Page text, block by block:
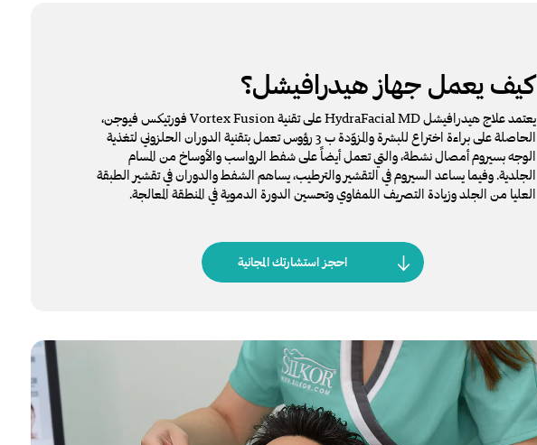
كيف يعمل جهاز هيدرافيشل؟
يعتمد علاج هيدرافيشل HydraFacial MD على تقنية Vortex Fusion فورتيكس فيوجن،
الحاصلة على براءة اختراع للبشرة والمزوّدة ب 3 رؤوس تعمل بتقنية الدوران الحلزوني لتغذية
الوجه بسيرومأمصال نشطة، والتي تعمل أيضاً على شفط الرواسب والأوساخ من المسام
الجلدية. وفيما يساعد السيروم في التقشير والترطيب، يساهم الشفط والدوران في تقشير الطبقة
العليا من الجلد وزيادة التصريف اللمفاوي وتحسين الدورة الدموية في المنطقة المعالجة.
احجز استشارتك المجانية